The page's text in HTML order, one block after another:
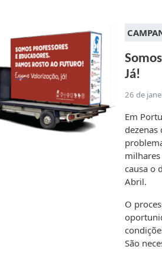
Já!
26 de
Em
causa o
Abril.
O
São